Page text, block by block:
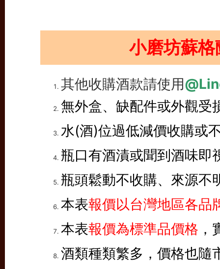
小磨坊蘇
其他收購酒款請使用
無外盒、缺配件或外觀受
水(酒)位過低減價收購或
瓶口有酒漬或聞到酒味即
瓶頭鬆動不收購、來源不
本表報價以台灣地區各品
本表報價為標準品價格
酒類種類繁多，價格也隨